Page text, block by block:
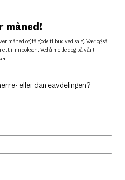
måned!
måned og få gode tilbud ved salg. Vær også
i innboksen. Ved å melde deg på vårt
.
eller dameavdelingen?